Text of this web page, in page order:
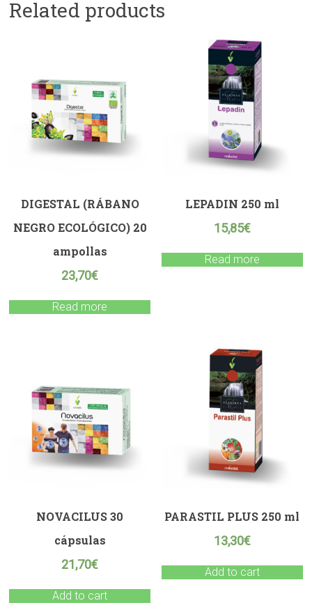
Related products
DIGESTAL (RÁBANO
NEGRO ECOLÓGICO) 20
ampollas
23,70€
Read more
LEPADIN 250 ml
15,85€
Read more
NOVACILUS 30
cápsulas
21,70€
Add to cart
PARASTIL PLUS 250 ml
13,30€
Add to cart